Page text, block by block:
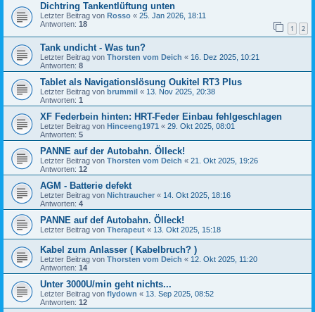
Dichtring Tankentlüftung unten
Letzter Beitrag von Rosso « 25. Jan 2026, 18:11
Antworten: 18 1 2
Tank undicht - Was tun?
Letzter Beitrag von Thorsten vom Deich « 16. Dez 2025, 10:21
Antworten: 8
Tablet als Navigationslösung Oukitel RT3 Plus
Letzter Beitrag von brummil « 13. Nov 2025, 20:38
Antworten: 1
XF Federbein hinten: HRT-Feder Einbau fehlgeschlagen
Letzter Beitrag von Hinceeng1971 « 29. Okt 2025, 08:01
Antworten: 5
PANNE auf der Autobahn. Ölleck!
Letzter Beitrag von Thorsten vom Deich « 21. Okt 2025, 19:26
Antworten: 12
AGM - Batterie defekt
Letzter Beitrag von Nichtraucher « 14. Okt 2025, 18:16
Antworten: 4
PANNE auf def Autobahn. Ölleck!
Letzter Beitrag von Therapeut « 13. Okt 2025, 15:18
Kabel zum Anlasser ( Kabelbruch? )
Letzter Beitrag von Thorsten vom Deich « 12. Okt 2025, 11:20
Antworten: 14
Unter 3000U/min geht nichts...
Letzter Beitrag von flydown « 13. Sep 2025, 08:52
Antworten: 12